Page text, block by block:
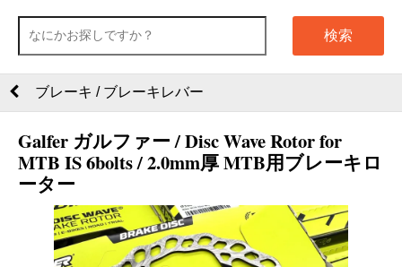
検索
ブレーキ / ブレーキレバー
Galfer ガルファー / Disc Wave Rotor for
MTB IS 6bolts / 2.0mm厚 MTB用ブレーキロ
ーター